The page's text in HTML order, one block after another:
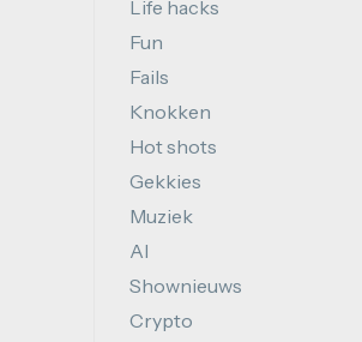
Life hacks
Fun
Fails
Knokken
Hot shots
Gekkies
Muziek
AI
Shownieuws
Crypto